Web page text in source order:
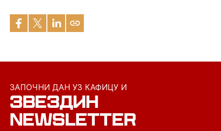
ЗАПОЧНИ ДАН УЗ КАФИЦУ И
ЗВЕЗДИН
NEWSLETTER